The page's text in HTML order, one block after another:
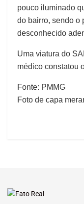
pouco iluminado
do bairro, sendo o
desconhecido
Uma viatura do
médico constatou
Fonte: PMMG
Foto de capa